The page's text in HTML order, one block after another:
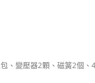
、變壓器2顆、磁簧2個